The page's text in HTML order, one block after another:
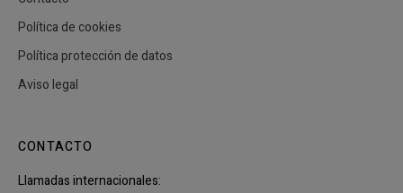
Política de cookies
Política protección de datos
Aviso legal
CONTACTO
Llamadas internacionales: